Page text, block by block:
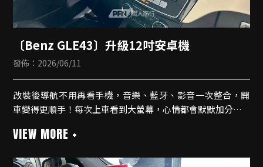
〔Benz GLE43〕升級12吋安卓機
發佈：2026/06/11
改裝後導航不用再看手機，音樂、藍牙、影音一次整合，開
車變得更順手！每次上車看到大螢幕，心情都會默默加分
🔹八核心規格